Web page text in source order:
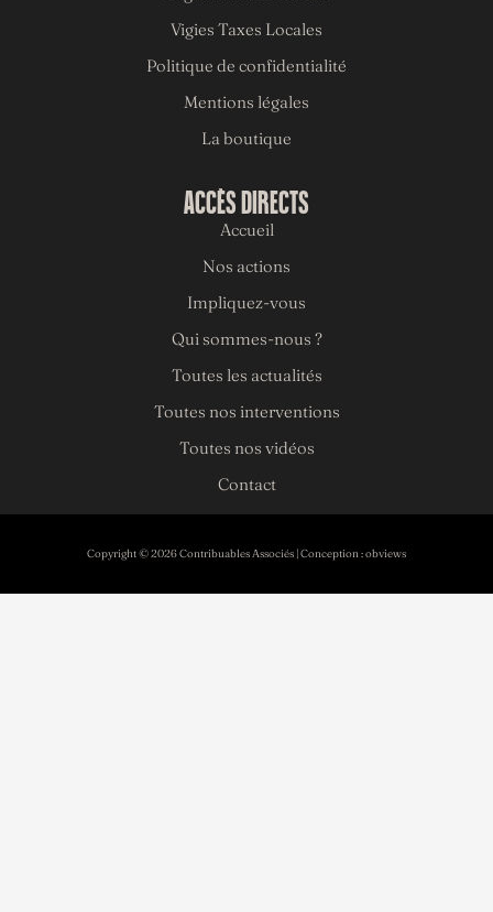
ACCÈS DIRECTS
Accueil
Nos actions
Impliquez-vous
Qui sommes-nous ?
Toutes les actualités
Toutes nos interventions
Toutes nos vidéos
Contact
Vigies Taxes Locales
Politique de confidentialité
Mentions légales
La boutique
Copyright © 2026 Contribuables Associés | Conception :obviews